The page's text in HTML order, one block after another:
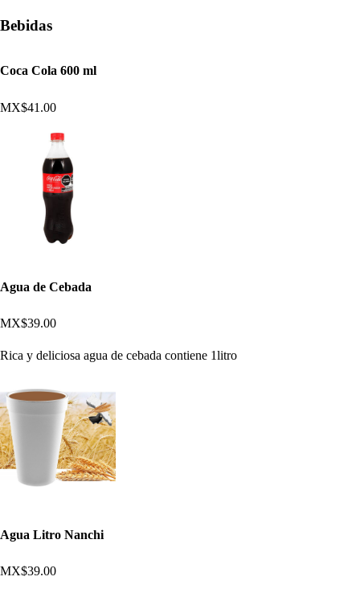
Bebidas
Coca Cola 600 ml
MX$41.00
Agua de Cebada
MX$39.00
Rica y deliciosa agua de cebada contiene 1litro
Agua Litro Nanchi
MX$39.00